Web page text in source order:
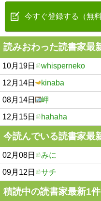
今すぐ登録する（無料
読みおわった読書家最
10月19日 whisperneko
12月14日 kinaba
08月14日 岬
12月15日 hahaha
今読んでいる読書家最
02月08日 みに
09月12日 サチ
積読中の読書家最新1